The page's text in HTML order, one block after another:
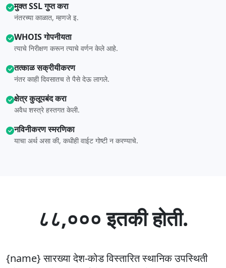
मुक्त SSL गुप्त करा
नंतरच्या काळात, म्हणजे इ.
WHOIS गोपनीयता
त्याचे निरीक्षण करून त्याचे वर्णन केले आहे.
तत्काळ सक्रीयीकरण
नंतर काही दिवसातच ते पैसे देऊ लागले.
क्षेत्र कुलूपबंद करा
अवैध शस्त्रे हस्तगत केली.
नविनीकरण स्मरणिका
याचा अर्थ असा की, कधीही वाईट गोष्टी न करण्याचे.
८८,००० इतकी होती.
{name} सारख्या देश-कोड विस्तारित स्थानिक उपस्थिती